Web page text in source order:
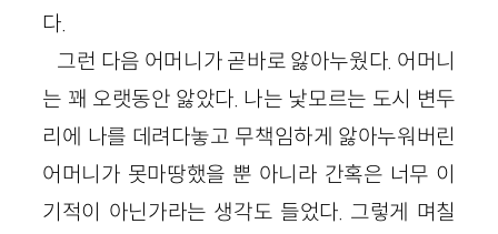
다.
그런 다음 어머니가 곧바로 앓아누웠다. 어머니
는 꽤 오랫동안 앓았다. 나는 낯모르는 도시 변두
리에 나를 데려다놓고 무책임하게 앓아누워버린
어머니가 못마땅했을 뿐 아니라 간혹은 너무 이
기적이 아닌가라는 생각도 들었다. 그렇게 며칠